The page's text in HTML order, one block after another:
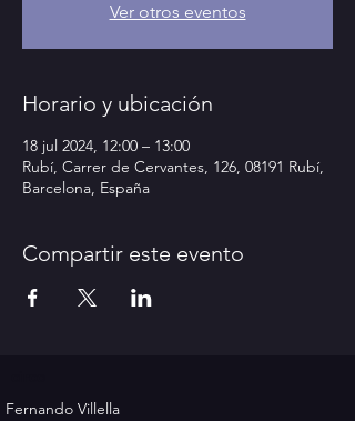
Ver otros eventos
Horario y ubicación
18 jul 2024, 12:00 – 13:00
Rubí, Carrer de Cervantes, 126, 08191 Rubí,
Barcelona, España
Compartir este evento
Fernando Villella